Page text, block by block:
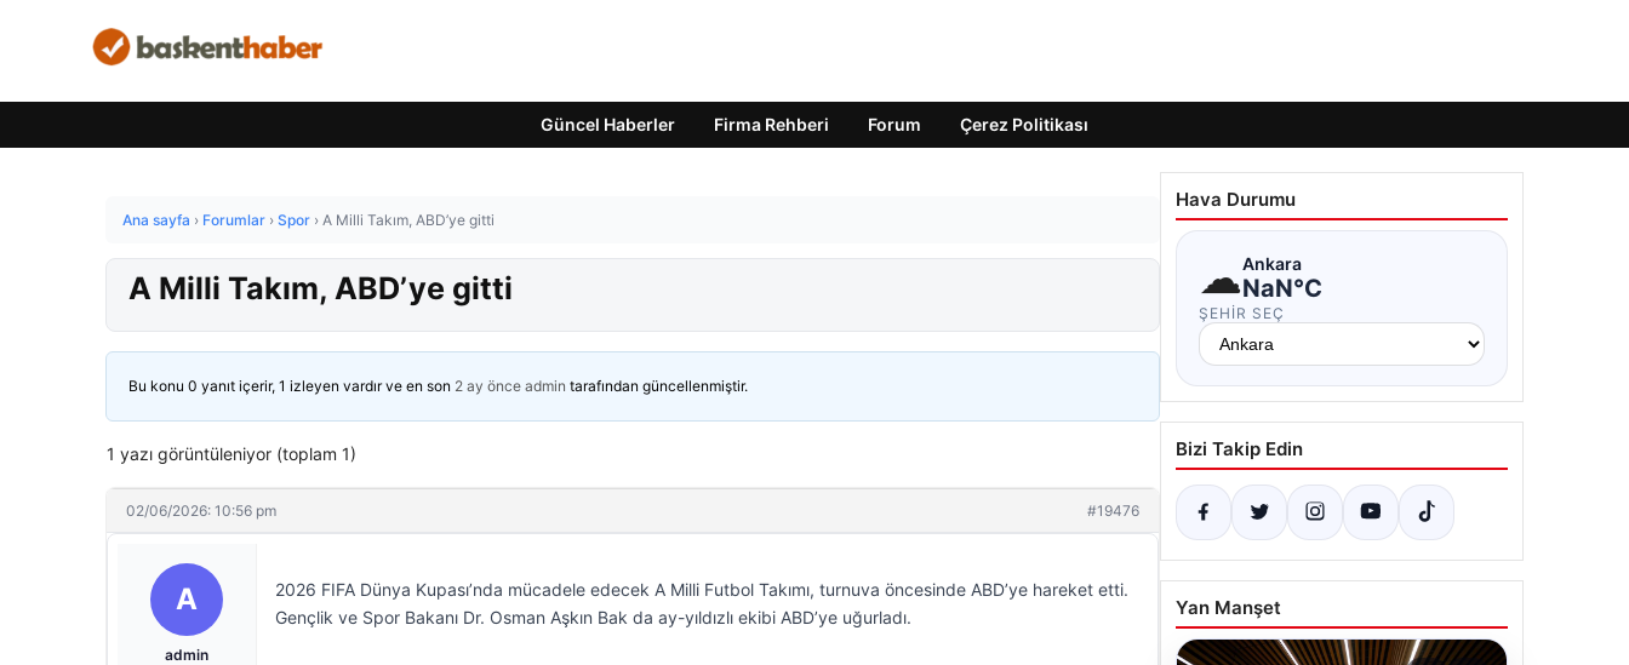
Güncel Haberler Firma Rehberi Forum Çerez Politikası
Ana sayfa › Forumlar › Spor › A Milli Takım, ABD’ye gitti
A Milli Takım, ABD’ye gitti
Bu konu 0 yanıt içerir, 1 izleyen vardır ve en son 2 ay önce admin tarafından güncellenmiştir.
1 yazı görüntüleniyor (toplam 1)
02/06/2026: 10:56 pm #19476
A
admin
2026 FIFA Dünya Kupası’nda mücadele edecek A Milli Futbol Takımı, turnuva öncesinde ABD’ye hareket etti.
Gençlik ve Spor Bakanı Dr. Osman Aşkın Bak da ay-yıldızlı ekibi ABD’ye uğurladı.
Hava Durumu
☁Ankara
NaN°C
ŞEHIR SEÇ
Bizi Takip Edin
Yan Manşet